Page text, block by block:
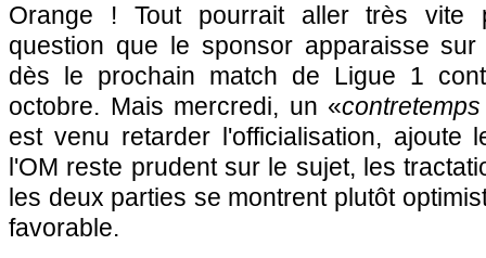
Orange ! Tout pourrait aller très vite
question que le sponsor apparaisse
dès le prochain match de Ligue 1
octobre. Mais mercredi, un «
est venu retarder l'officialisation, ajoute
l'OM reste prudent sur le sujet, les
les deux parties se montrent plutôt
favorable.